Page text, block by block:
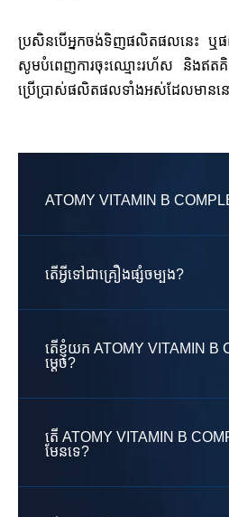
ប្រសិនបើអ្នកចង់ទិញផលិតផលនេះ ឬ
សូមបំពេញការចុះឈ្មោះរហ័ស និងឥតគិ
ប្រើប្រាស់ផលិតផលទាំងអស់ដែលមាននៅ
ATOMY VITAMIN B
តើ​អ្វី​ទៅ​ជា​គ្រឿង​ផ្សំ​ចម្បង?
តើខ្ញុំយក ATOMY VITAMIN B
ម្តេច?
តើ ATOMY VITAMIN B
មែនទេ?